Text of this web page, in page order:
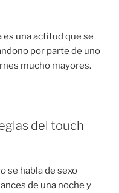
una actitud que se
por parte de uno
mucho mayores.
del touch
se habla de sexo
de una noche y